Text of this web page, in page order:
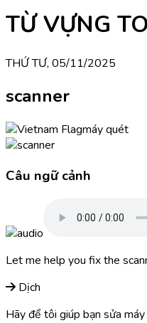
TỪ VỰNG
THỨ TƯ, 05/11/2025
scanner
máy quét
Câu ngữ cảnh
Let me help you fix the
Dịch
Hãy để tôi giúp bạn sửa